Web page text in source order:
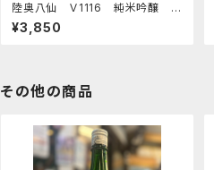
陸奥八仙 Ｖ1116 純米吟醸 ワ
イン酵母仕込み 1800ｍｌ
¥3,850
その他の商品